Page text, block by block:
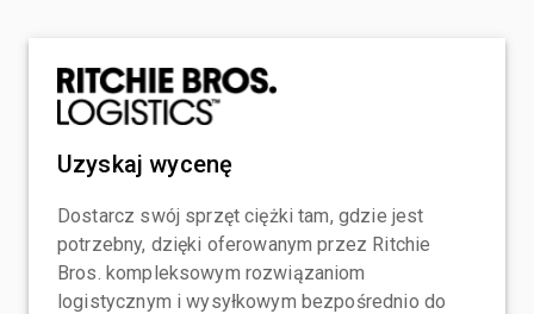
Uzyskaj wycenę
Dostarcz swój sprzęt ciężki tam, gdzie jest
potrzebny, dzięki oferowanym przez Ritchie
Bros. kompleksowym rozwiązaniom
logistycznym i wysyłkowym bezpośrednio do